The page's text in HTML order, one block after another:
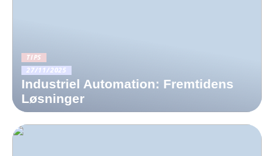
TIPS
27/11/2025
Industriel Automation: Fremtidens
Løsninger